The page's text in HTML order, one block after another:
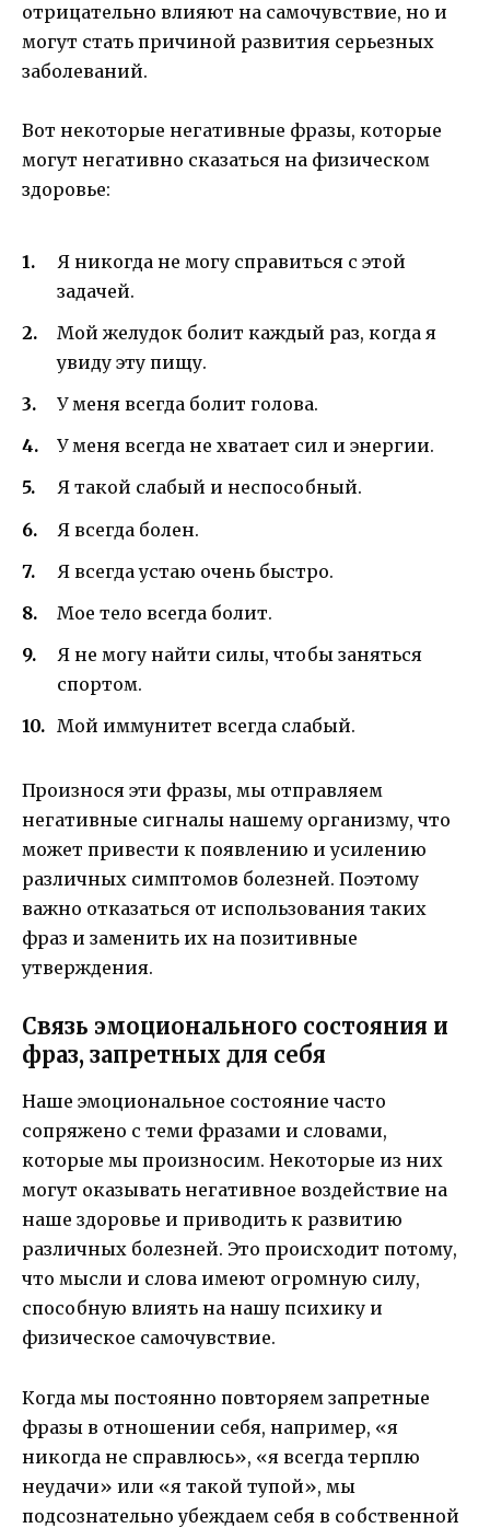
отрицательно влияют на самочувствие, но и
могут стать причиной развития серьезных
заболеваний.
Вот некоторые негативные фразы, которые
могут негативно сказаться на физическом
здоровье:
Я никогда не могу справиться с этой
задачей.
Мой желудок болит каждый раз, когда я
увиду эту пищу.
У меня всегда болит голова.
У меня всегда не хватает сил и энергии.
Я такой слабый и неспособный.
Я всегда болен.
Я всегда устаю очень быстро.
Мое тело всегда болит.
Я не могу найти силы, чтобы заняться
спортом.
Мой иммунитет всегда слабый.
Произнося эти фразы, мы отправляем
негативные сигналы нашему организму, что
может привести к появлению и усилению
различных симптомов болезней. Поэтому
важно отказаться от использования таких
фраз и заменить их на позитивные
утверждения.
Связь эмоционального состояния и
фраз, запретных для себя
Наше эмоциональное состояние часто
сопряжено с теми фразами и словами,
которые мы произносим. Некоторые из них
могут оказывать негативное воздействие на
наше здоровье и приводить к развитию
различных болезней. Это происходит потому,
что мысли и слова имеют огромную силу,
способную влиять на нашу психику и
физическое самочувствие.
Когда мы постоянно повторяем запретные
фразы в отношении себя, например, «я
никогда не справлюсь», «я всегда терплю
неудачи» или «я такой тупой», мы
подсознательно убеждаем себя в собственной